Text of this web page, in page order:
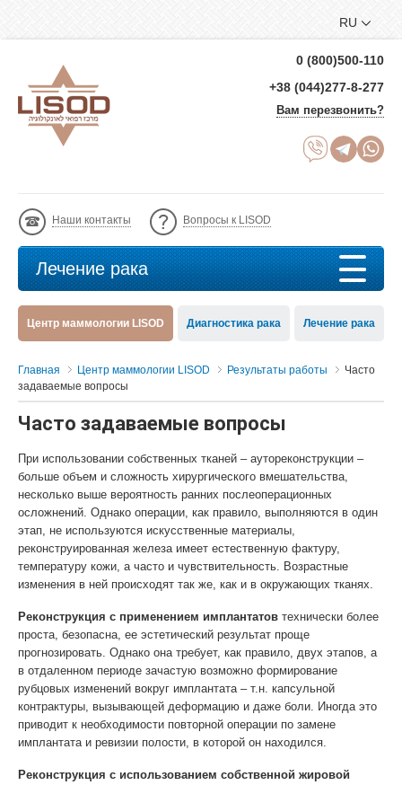
RU
0 (800)500-110
+38 (044)277-8-277
Вам перезвонить?
Наши контакты Вопросы к LISOD
Лечение рака
Центр маммологии LISOD Диагностика рака Лечение рака
Главная Центр маммологии LISOD Результаты работы
Часто
задаваемые вопросы
Часто задаваемые вопросы
При использовании собственных тканей – аутореконструкции –
больше объем и сложность хирургического вмешательства,
несколько выше вероятность ранних послеоперационных
осложнений. Однако операции, как правило, выполняются в один
этап, не используются искусственные материалы,
реконструированная железа имеет естественную фактуру,
температуру кожи, а часто и чувствительность. Возрастные
изменения в ней происходят так же, как и в окружающих тканях.
Реконструкция с применением имплантатов технически более
проста, безопасна, ее эстетический результат проще
прогнозировать. Однако она требует, как правило, двух этапов, а
в отдаленном периоде зачастую возможно формирование
рубцовых изменений вокруг имплантата – т.н. капсульной
контрактуры, вызывающей деформацию и даже боли. Иногда это
приводит к необходимости повторной операции по замене
имплантата и ревизии полости, в которой он находился.
Реконструкция с использованием собственной жировой